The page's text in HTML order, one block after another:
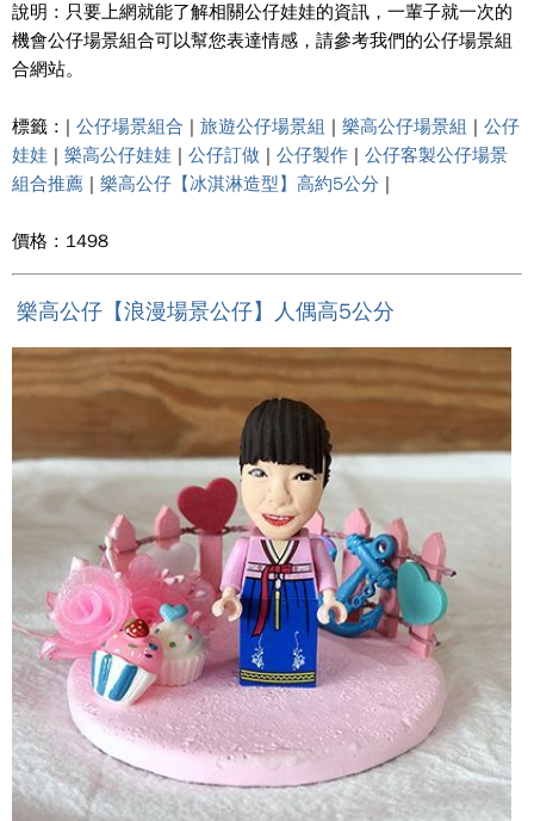
說明 : 只要上網就能了解相關公仔娃娃的資訊，一輩子就一次的
機會公仔場景組合可以幫您表達情感，請參考我們的公仔場景組
合網站。
標籤 : | 公仔場景組合 旅遊公仔場景組 樂高公仔場景組
公仔
娃娃
樂高公仔娃娃 公仔訂做 公仔製作
公仔客製公仔場景
組合推薦
樂高公仔【冰淇淋造型】高約5公分
價格 : 1498
樂高公仔【浪漫場景公仔】人偶高5公分